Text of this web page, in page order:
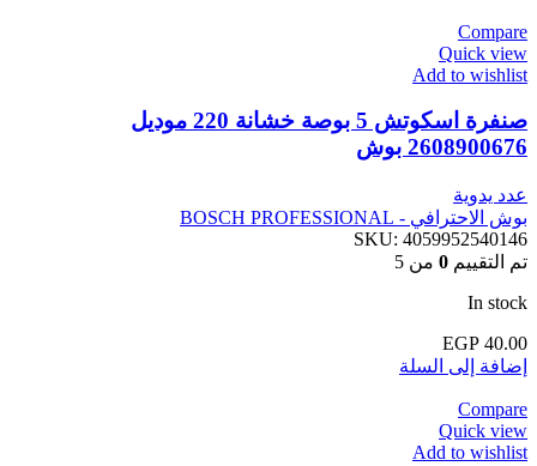
Compare
Quick view
Add to wishlist
صنفرة اسكوتش 5 بوصة خشانة 220 موديل
2608900676 بوش
عدد يدوية
بوش الاحترافي - BOSCH PROFESSIONAL
SKU: 4059952540146
تم التقييم 0 من 5
In stock
EGP 40.00
إضافة إلى السلة
Compare
Quick view
Add to wishlist